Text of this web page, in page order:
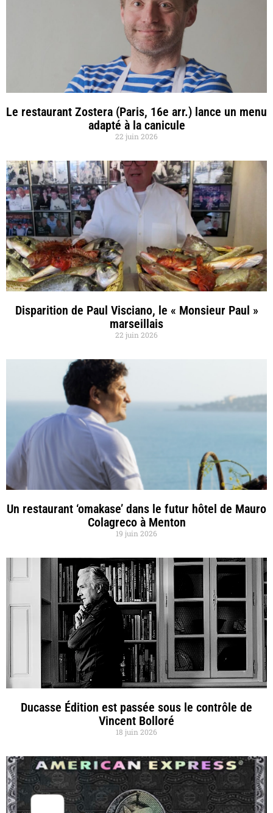
Le restaurant Zostera (Paris, 16e arr.) lance un menu
adapté à la canicule
22 juin 2026
Disparition de Paul Visciano, le « Monsieur Paul »
marseillais
22 juin 2026
Un restaurant ‘omakase’ dans le futur hôtel de Mauro
Colagreco à Menton
19 juin 2026
Ducasse Édition est passée sous le contrôle de
Vincent Bolloré
18 juin 2026